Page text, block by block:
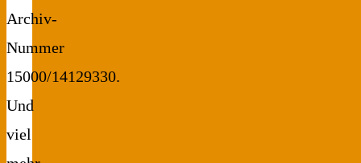
Archiv-
Nummer
15000/14129330.
Und
viel